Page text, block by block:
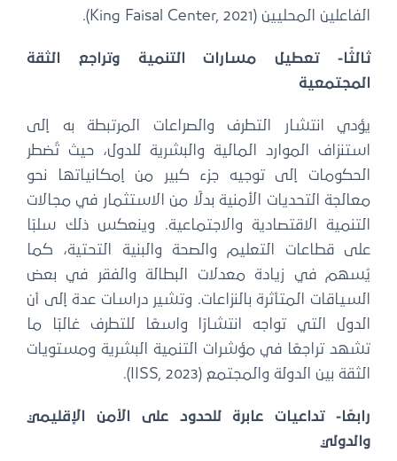
الفاعلين المحليين (King Faisal Center, 2021).
ثالثًا- تعطيل مسارات التنمية وتراجع الثقة
المجتمعية
يؤدي انتشار التطرف والصراعات المرتبطة به إلى
استنزاف الموارد المالية والبشرية للدول، حيث تُضطر
الحكومات إلى توجيه جزء كبير من إمكانياتها نحو
معالجة التحديات الأمنية بدلًا من الاستثمار في مجالات
التنمية الاقتصادية والاجتماعية. وينعكس ذلك سلبًا
على قطاعات التعليم والصحة والبنية التحتية، كما
يُسهم في زيادة معدلات البطالة والفقر في بعض
السياقات المتأثرة بالنزاعات. وتشير دراسات عدة إلى أن
الدول التي تواجه انتشارًا واسعًا للتطرف غالبًا ما
تشهد تراجعًا في مؤشرات التنمية البشرية ومستويات
الثقة بين الدولة والمجتمع (IISS, 2023).
رابعًا- تداعيات عابرة للحدود على الأمن الإقليمي
والدولي